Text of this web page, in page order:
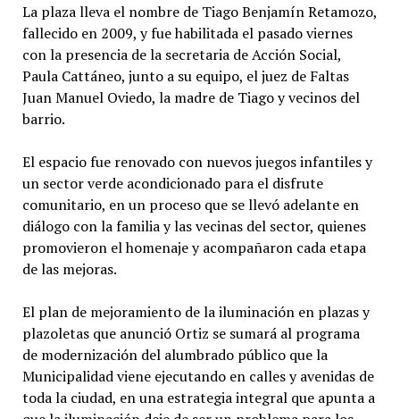
La plaza lleva el nombre de Tiago Benjamín Retamozo,
fallecido en 2009, y fue habilitada el pasado viernes
con la presencia de la secretaria de Acción Social,
Paula Cattáneo, junto a su equipo, el juez de Faltas
Juan Manuel Oviedo, la madre de Tiago y vecinos del
barrio.
El espacio fue renovado con nuevos juegos infantiles y
un sector verde acondicionado para el disfrute
comunitario, en un proceso que se llevó adelante en
diálogo con la familia y las vecinas del sector, quienes
promovieron el homenaje y acompañaron cada etapa
de las mejoras.
El plan de mejoramiento de la iluminación en plazas y
plazoletas que anunció Ortiz se sumará al programa
de modernización del alumbrado público que la
Municipalidad viene ejecutando en calles y avenidas de
toda la ciudad, en una estrategia integral que apunta a